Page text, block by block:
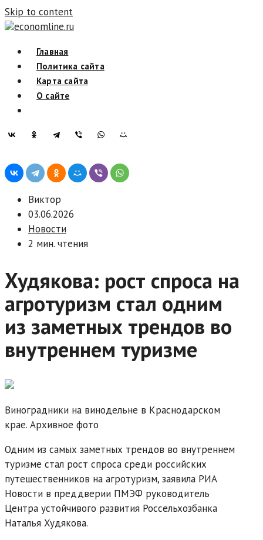
Skip to content
economline.ru
Главная
Политика сайта
Карта сайта
О сайте
Виктор
03.06.2026
Новости
2 мин. чтения
Худякова: рост спроса на
агротуризм стал одним
из заметных трендов во
внутреннем туризме
Виноградники на винодельне в Краснодарском
крае. Архивное фото
Одним из самых заметных трендов во внутреннем
туризме стал рост спроса среди российских
путешественников на агротуризм, заявила РИА
Новости в преддверии ПМЭФ руководитель
Центра устойчивого развития Россельхозбанка
Наталья Худякова.